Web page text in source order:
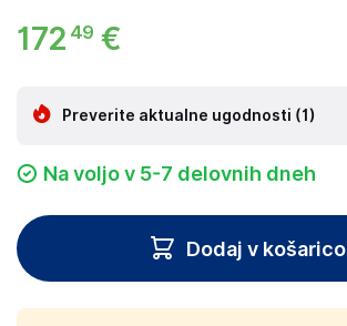
172 49 €
Preverite aktualne ugodnosti (1)
Na voljo v 5-7 delovnih dneh
Dodaj v košarico